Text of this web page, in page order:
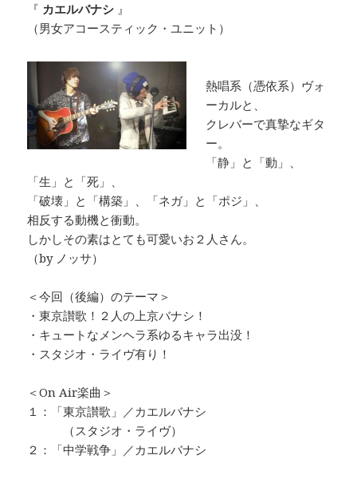
『 カエルバナシ 』
（男女アコースティック・ユニット）
熱唱系（憑依系）ヴォ
ーカルと、
クレバーで真摯なギタ
ー。
「静」と「動」、
「生」と「死」、
「破壊」と「構築」、「ネガ」と「ポジ」、
相反する動機と衝動。
しかしその素はとても可愛いお２人さん。
（by ノッサ）
＜今回（後編）のテーマ＞
・東京讃歌！２人の上京バナシ！
・キュートなメンヘラ系ゆるキャラ出没！
・スタジオ・ライヴ有り！
＜On Air楽曲＞
１：「東京讃歌」／カエルバナシ
（スタジオ・ライヴ）
２：「中学戦争」／カエルバナシ